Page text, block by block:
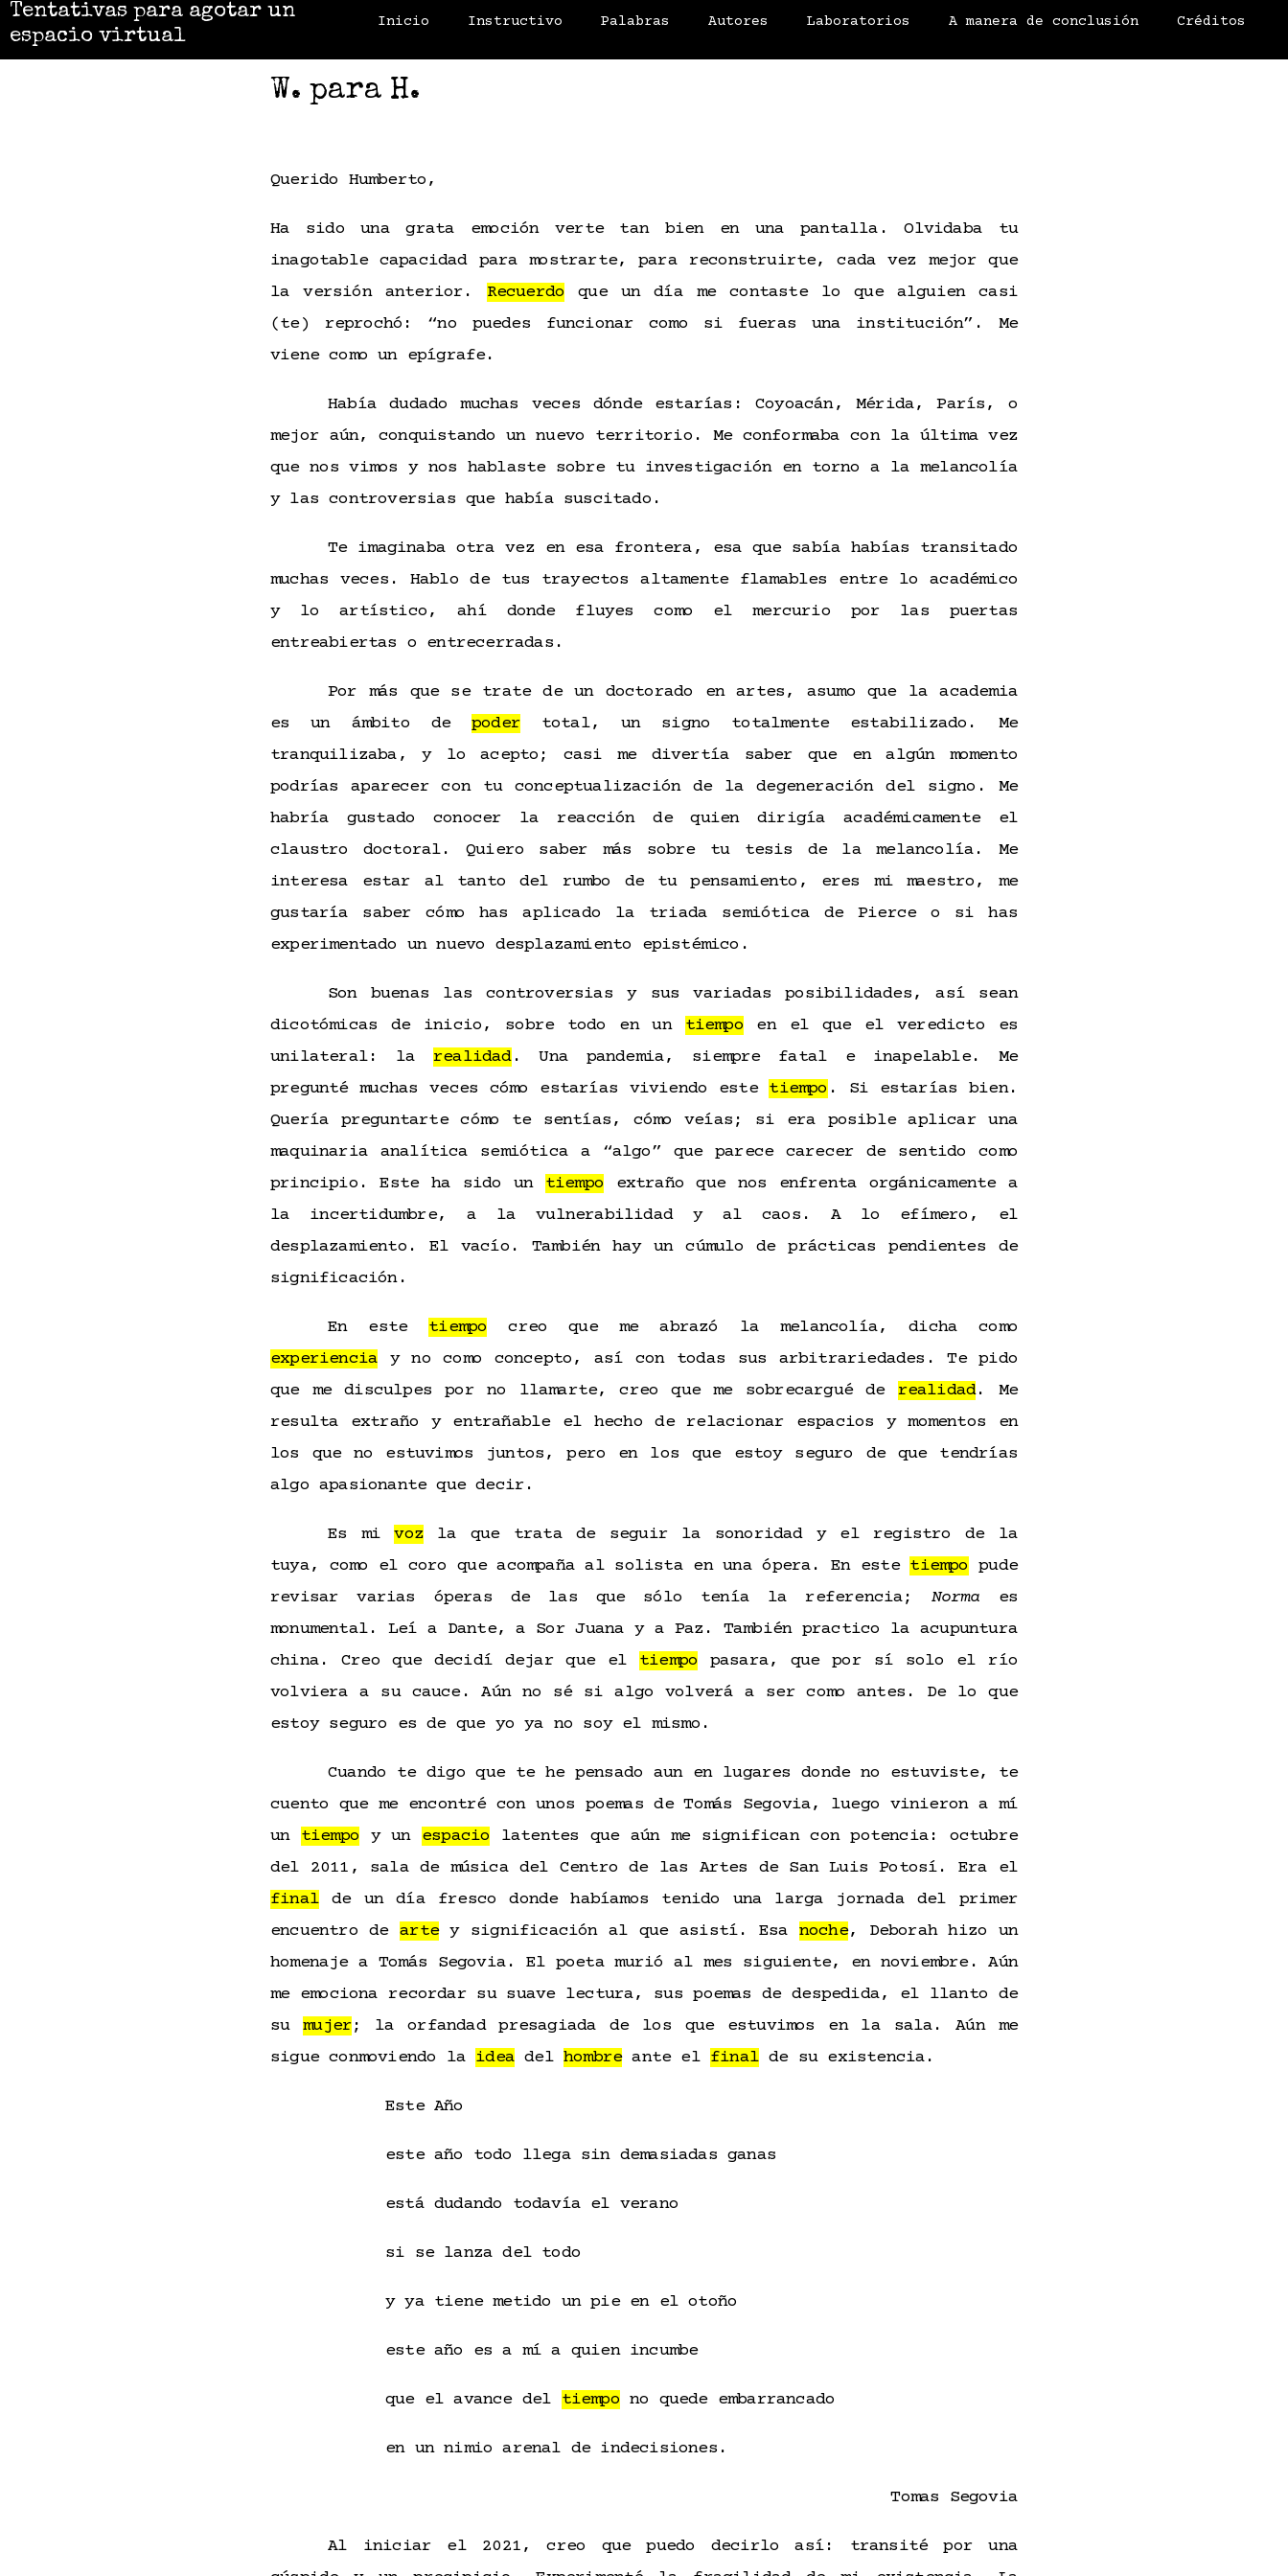
Tentativas para agotar un
espacio virtual
Inicio Instructivo Palabras Autores Laboratorios A manera de conclusión Créditos
W. para H.
Querido Humberto,
Ha sido una grata emoción verte tan bien en una pantalla. Olvidaba tu
inagotable capacidad para mostrarte, para reconstruirte, cada vez mejor que
la versión anterior. Recuerdo que un día me contaste lo que alguien casi
(te) reprochó: “no puedes funcionar como si fueras una institución”. Me
viene como un epígrafe.
Había dudado muchas veces dónde estarías: Coyoacán, Mérida, París, o
mejor aún, conquistando un nuevo territorio. Me conformaba con la última vez
que nos vimos y nos hablaste sobre tu investigación en torno a la melancolía
y las controversias que había suscitado.
Te imaginaba otra vez en esa frontera, esa que sabía habías transitado
muchas veces. Hablo de tus trayectos altamente flamables entre lo académico
y lo artístico, ahí donde fluyes como el mercurio por las puertas
entreabiertas o entrecerradas.
Por más que se trate de un doctorado en artes, asumo que la academia
es un ámbito de poder total, un signo totalmente estabilizado. Me
tranquilizaba, y lo acepto; casi me divertía saber que en algún momento
podrías aparecer con tu conceptualización de la degeneración del signo. Me
habría gustado conocer la reacción de quien dirigía académicamente el
claustro doctoral. Quiero saber más sobre tu tesis de la melancolía. Me
interesa estar al tanto del rumbo de tu pensamiento, eres mi maestro, me
gustaría saber cómo has aplicado la triada semiótica de Pierce o si has
experimentado un nuevo desplazamiento epistémico.
Son buenas las controversias y sus variadas posibilidades, así sean
dicotómicas de inicio, sobre todo en un tiempo en el que el veredicto es
unilateral: la realidad. Una pandemia, siempre fatal e inapelable. Me
pregunté muchas veces cómo estarías viviendo este tiempo . Si estarías bien.
Quería preguntarte cómo te sentías, cómo veías; si era posible aplicar una
maquinaria analítica semiótica a “algo” que parece carecer de sentido como
principio. Este ha sido un tiempo extraño que nos enfrenta orgánicamente a
la incertidumbre, a la vulnerabilidad y al caos. A lo efímero, el
desplazamiento. El vacío. También hay un cúmulo de prácticas pendientes de
significación.
En este tiempo creo que me abrazó la melancolía, dicha como
experiencia y no como concepto, así con todas sus arbitrariedades. Te pido
que me disculpes por no llamarte, creo que me sobrecargué de realidad. Me
resulta extraño y entrañable el hecho de relacionar espacios y momentos en
los que no estuvimos juntos, pero en los que estoy seguro de que tendrías
algo apasionante que decir.
Es mivozla que trata de seguir la sonoridad y el registro de la
tuya, como el coro que acompaña al solista en una ópera. En este tiempo pude
revisar varias óperas de las que sólo tenía la referencia; Norma es
monumental. Leí a Dante, a Sor Juana y a Paz. También practico la acupuntura
china. Creo que decidí dejar que el tiempo pasara, que por sí solo el río
volviera a su cauce. Aún no sé si algo volverá a ser como antes. De lo que
estoy seguro es de que yo ya no soy el mismo.
Cuando te digo que te he pensado aun en lugares donde no estuviste, te
cuento que me encontré con unos poemas de Tomás Segovia, luego vinieron a mí
un tiempo y un espacio latentes que aún me significan con potencia: octubre
del 2011, sala de música del Centro de las Artes de San Luis Potosí. Era el
final de un día fresco donde habíamos tenido una larga jornada del primer
encuentro deartey significación al que asistí. Esa noche, Deborah hizo un
homenaje a Tomás Segovia. El poeta murió al mes siguiente, en noviembre. Aún
me emociona recordar su suave lectura, sus poemas de despedida, el llanto de
sumujer; la orfandad presagiada de los que estuvimos en la sala. Aún me
sigue conmoviendo la idea delhombreante el final de su existencia.
Este Año
este año todo llega sin demasiadas ganas
está dudando todavía el verano
si se lanza del todo
y ya tiene metido un pie en el otoño
este año es a mí a quien incumbe
que el avance del tiempo no quede embarrancado
en un nimio arenal de indecisiones.
Tomas Segovia
Al iniciar el 2021, creo que puedo decirlo así: transité por una